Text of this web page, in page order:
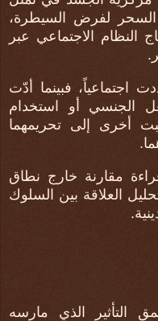
لفرض السيطرة،
النظام الاجتماعي عبر
.
فبينما أدّت
الجنسي أو استخدام
أخرى إلى تحريمهما
.
مقارنة خارج نطاق
العلاقة بين السلوك
.
التأثير الذي مارسه